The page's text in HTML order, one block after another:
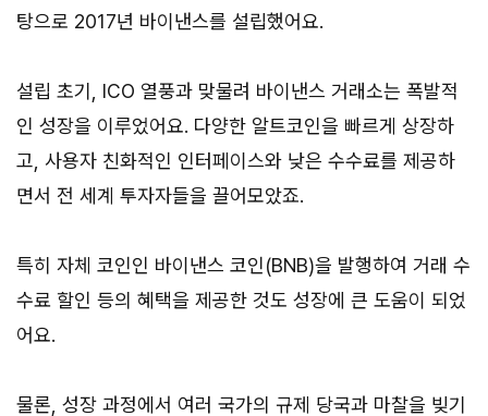
탕으로 2017년 바이낸스를 설립했어요.
설립 초기, ICO 열풍과 맞물려 바이낸스 거래소는 폭발적
인 성장을 이루었어요. 다양한 알트코인을 빠르게 상장하
고, 사용자 친화적인 인터페이스와 낮은 수수료를 제공하
면서 전 세계 투자자들을 끌어모았죠.
특히 자체 코인인 바이낸스 코인(BNB)을 발행하여 거래 수
수료 할인 등의 혜택을 제공한 것도 성장에 큰 도움이 되었
어요.
물론, 성장 과정에서 여러 국가의 규제 당국과 마찰을 빚기